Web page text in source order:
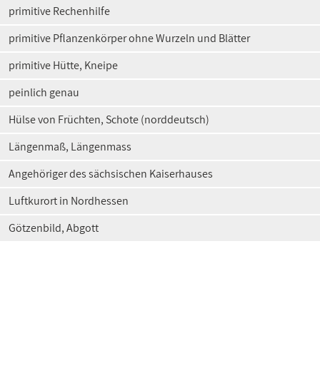
primitive Rechenhilfe
primitive Pflanzenkörper ohne Wurzeln und Blätter
primitive Hütte, Kneipe
peinlich genau
Hülse von Früchten, Schote (norddeutsch)
Längenmaß, Längenmass
Angehöriger des sächsischen Kaiserhauses
Luftkurort in Nordhessen
Götzenbild, Abgott